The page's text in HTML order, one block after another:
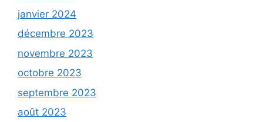
janvier 2024
décembre 2023
novembre 2023
octobre 2023
septembre 2023
août 2023